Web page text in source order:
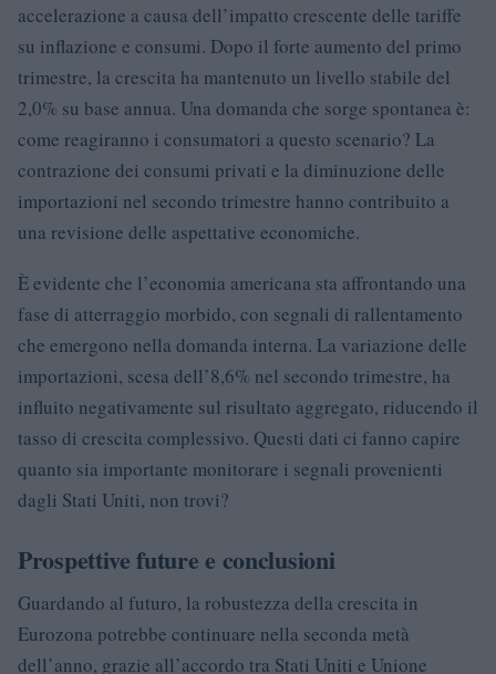
accelerazione a causa dell’impatto crescente delle tariffe
su inflazione e consumi. Dopo il forte aumento del primo
trimestre, la crescita ha mantenuto un livello stabile del
2,0% su base annua. Una domanda che sorge spontanea è:
come reagiranno i consumatori a questo scenario? La
contrazione dei consumi privati e la diminuzione delle
importazioni nel secondo trimestre hanno contribuito a
una revisione delle aspettative economiche.
È evidente che l’economia americana sta affrontando una
fase di atterraggio morbido, con segnali di rallentamento
che emergono nella domanda interna. La variazione delle
importazioni, scesa dell’8,6% nel secondo trimestre, ha
influito negativamente sul risultato aggregato, riducendo il
tasso di crescita complessivo. Questi dati ci fanno capire
quanto sia importante monitorare i segnali provenienti
dagli Stati Uniti, non trovi?
Prospettive future e conclusioni
Guardando al futuro, la robustezza della crescita in
Eurozona potrebbe continuare nella seconda metà
dell’anno, grazie all’accordo tra Stati Uniti e Unione